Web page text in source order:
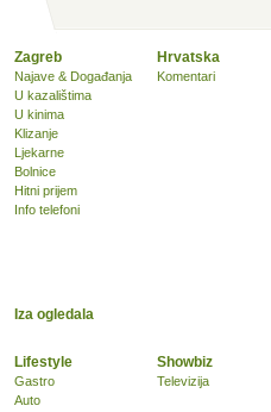
Zagreb
Najave & Događanja
U kazalištima
U kinima
Klizanje
Ljekarne
Bolnice
Hitni prijem
Info telefoni
Hrvatska
Komentari
Lifestyle
Gastro
Auto
Showbiz
Televizija
Iza ogledala